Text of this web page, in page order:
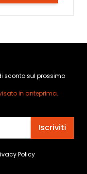
sconto sul prossimo
in anteprima.
Iscriviti
Policy